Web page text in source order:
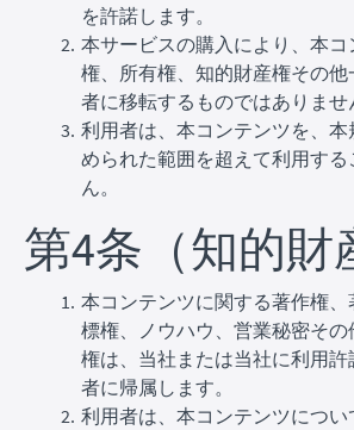
を許諾します。
本サービスの購入により、本
権、所有権、知的財産権その
者に移転するものではありませ
利用者は、本コンテンツを、
められた範囲を超えて利用す
ん。
第4条（知的財
本コンテンツに関する著作権
標権、ノウハウ、営業秘密そ
権は、当社または当社に利用
者に帰属します。
利用者は、本コンテンツにつ